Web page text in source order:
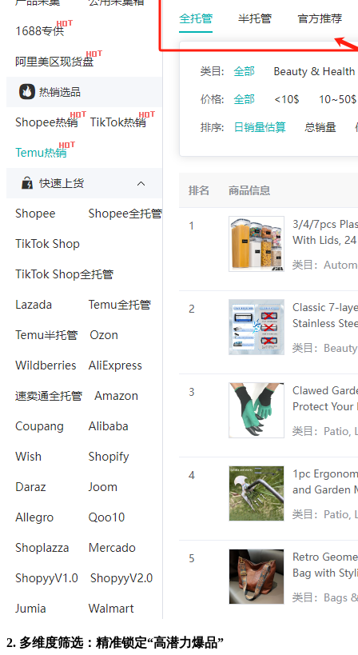
2. 多维度筛选：精准锁定“高潜力爆品”